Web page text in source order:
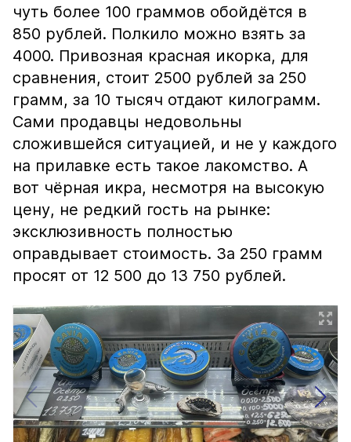
чуть более 100 граммов обойдётся в
850 рублей. Полкило можно взять за
4000. Привозная красная икорка, для
сравнения, стоит 2500 рублей за 250
грамм, за 10 тысяч отдают килограмм.
Сами продавцы недовольны
сложившейся ситуацией, и не у каждого
на прилавке есть такое лакомство. А
вот чёрная икра, несмотря на высокую
цену, не редкий гость на рынке:
эксклюзивность полностью
оправдывает стоимость. За 250 грамм
просят от 12 500 до 13 750 рублей.